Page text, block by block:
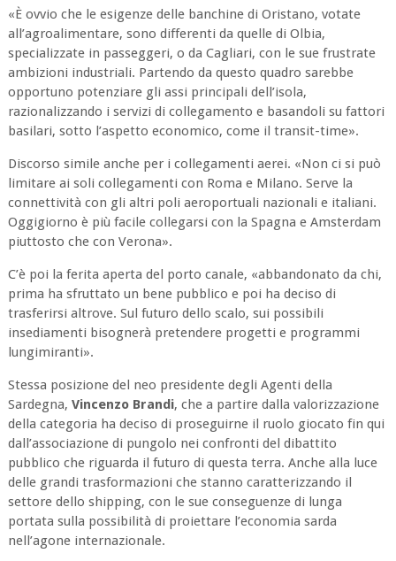
«È ovvio che le esigenze delle banchine di Oristano, votate
all’agroalimentare, sono differenti da quelle di Olbia,
specializzate in passeggeri, o da Cagliari, con le sue frustrate
ambizioni industriali. Partendo da questo quadro sarebbe
opportuno potenziare gli assi principali dell’isola,
razionalizzando i servizi di collegamento e basandoli su fattori
basilari, sotto l’aspetto economico, come il transit-time».
Discorso simile anche per i collegamenti aerei. «Non ci si può
limitare ai soli collegamenti con Roma e Milano. Serve la
connettività con gli altri poli aeroportuali nazionali e italiani.
Oggigiorno è più facile collegarsi con la Spagna e Amsterdam
piuttosto che con Verona».
C’è poi la ferita aperta del porto canale, «abbandonato da chi,
prima ha sfruttato un bene pubblico e poi ha deciso di
trasferirsi altrove. Sul futuro dello scalo, sui possibili
insediamenti bisognerà pretendere progetti e programmi
lungimiranti».
Stessa posizione del neo presidente degli Agenti della
Sardegna, Vincenzo Brandi, che a partire dalla valorizzazione
della categoria ha deciso di proseguirne il ruolo giocato fin qui
dall’associazione di pungolo nei confronti del dibattito
pubblico che riguarda il futuro di questa terra. Anche alla luce
delle grandi trasformazioni che stanno caratterizzando il
settore dello shipping, con le sue conseguenze di lunga
portata sulla possibilità di proiettare l’economia sarda
nell’agone internazionale.